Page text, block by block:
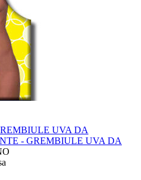
UVA DA
- GREMBIULE UVA DA